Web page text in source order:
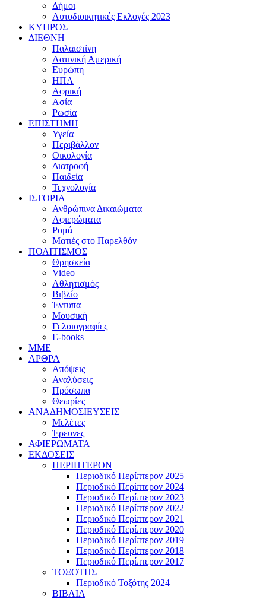
Δήμοι
Αυτοδιοικητικές Εκλογές 2023
ΚΥΠΡΟΣ
ΔΙΕΘΝΗ
Παλαιστίνη
Λατινική Αμερική
Ευρώπη
ΗΠΑ
Αφρική
Ασία
Ρωσία
ΕΠΙΣΤΗΜΗ
Υγεία
Περιβάλλον
Οικολογία
Διατροφή
Παιδεία
Τεχνολογία
ΙΣΤΟΡΙΑ
Ανθρώπινα Δικαιώματα
Αφιερώματα
Ρομά
Ματιές στο Παρελθόν
ΠΟΛΙΤΙΣΜΟΣ
Θρησκεία
Video
Αθλητισμός
Βιβλίο
Έντυπα
Μουσική
Γελοιογραφίες
E-books
MME
ΑΡΘΡΑ
Απόψεις
Αναλύσεις
Πρόσωπα
Θεωρίες
ΑΝΑΔΗΜΟΣΙΕΥΣΕΙΣ
Μελέτες
Έρευνες
ΑΦΙΕΡΩΜΑΤΑ
ΕΚΔΟΣΕΙΣ
ΠΕΡΙΠΤΕΡΟΝ
Περιοδικό Περίπτερον 2025
Περιοδικό Περίπτερον 2024
Περιοδικό Περίπτερον 2023
Περιοδικό Περίπτερον 2022
Περιοδικό Περίπτερον 2021
Περιοδικό Περίπτερον 2020
Περιοδικό Περίπτερον 2019
Περιοδικό Περίπτερον 2018
Περιοδικό Περίπτερον 2017
ΤΟΞΟΤΗΣ
Περιοδικό Τοξότης 2024
ΒΙΒΛΙΑ